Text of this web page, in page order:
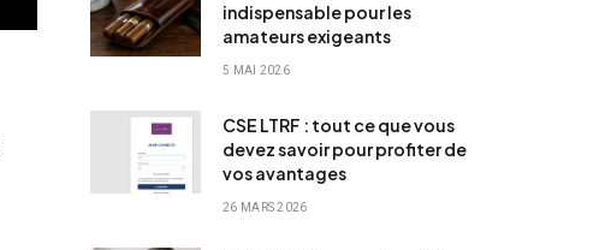
indispensable pour les
amateurs exigeants
5 MAI 2026
CSE LTRF : tout ce que vous
devez savoir pour profiter de
vos avantages
26 MARS 2026